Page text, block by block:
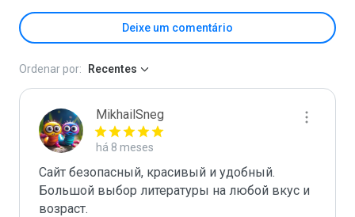
Deixe um comentário
Ordenar por: Recentes
MikhailSneg
há 8 meses
Сайт безопасный, красивый и удобный.
Большой выбор литературы на любой вкус и
возраст.